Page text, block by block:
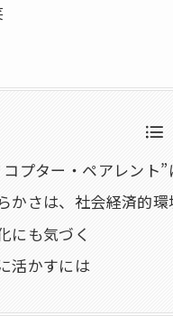
プター・ペアレント”
かさは、社会経済的
にも気づく
活かすには